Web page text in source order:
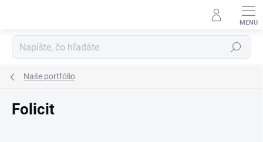
Hľadať
Naše portfólio
Folicit